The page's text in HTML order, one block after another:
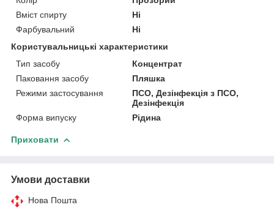
Вміст спирту
Ні
Фарбувальний
Ні
Користувальницькі характеристики
Тип засобу
Концентрат
Паковання засобу
Пляшка
Режими застосування
ПСО, Дезінфекція з ПСО,
Дезінфекція
Форма випуску
Рідина
Приховати
Умови доставки
Нова Пошта